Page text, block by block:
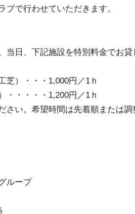
で行わせていただきます。
当日、下記施設を特別料金でお貸
芝）・・・1,000円／1ｈ
・・・・・1,200円／1ｈ
さい。希望時間は先着順または調
ループ